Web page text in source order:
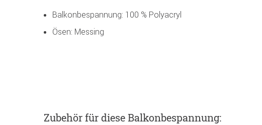
Balkonbespannung: 100 % Polyacryl
Ösen: Messing
Zubehörfür diese Balkonbespannung: